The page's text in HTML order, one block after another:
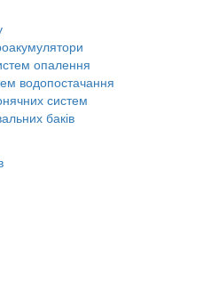
опалення
водопостачання
систем
баків